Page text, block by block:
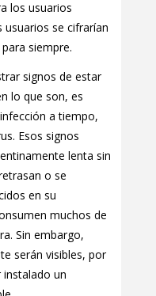
los usuarios
se cifrarían
siempre.
signos de estar
lo que son, es
a tiempo,
Esos signos
lenta sin
o se
en su
muchos de
Sin embargo,
serán visibles, por
un